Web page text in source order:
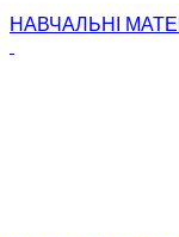
НАВЧАЛЬНІ